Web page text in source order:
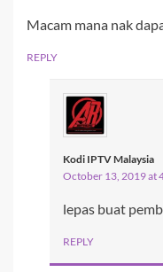
Macam mana nak
REPLY
Kodi IPTV Malaysia
October 13, 2019 at
lepas buat
REPLY